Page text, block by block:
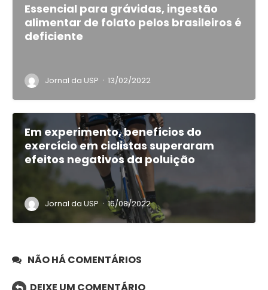
Essencial para grávidas, ingestão
alimentar de folato pelos brasileiros é
deficiente
Jornal da USP · 13/02/2022
Em experimento, benefícios do
exercício em ciclistas superaram
efeitos negativos da poluição
Jornal da USP · 16/08/2022
NÃO HÁ COMENTÁRIOS